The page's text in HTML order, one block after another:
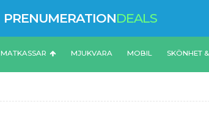
PRENUMERATIONDEALS
MATKASSAR MJUKVARA MOBIL SKÖNHET